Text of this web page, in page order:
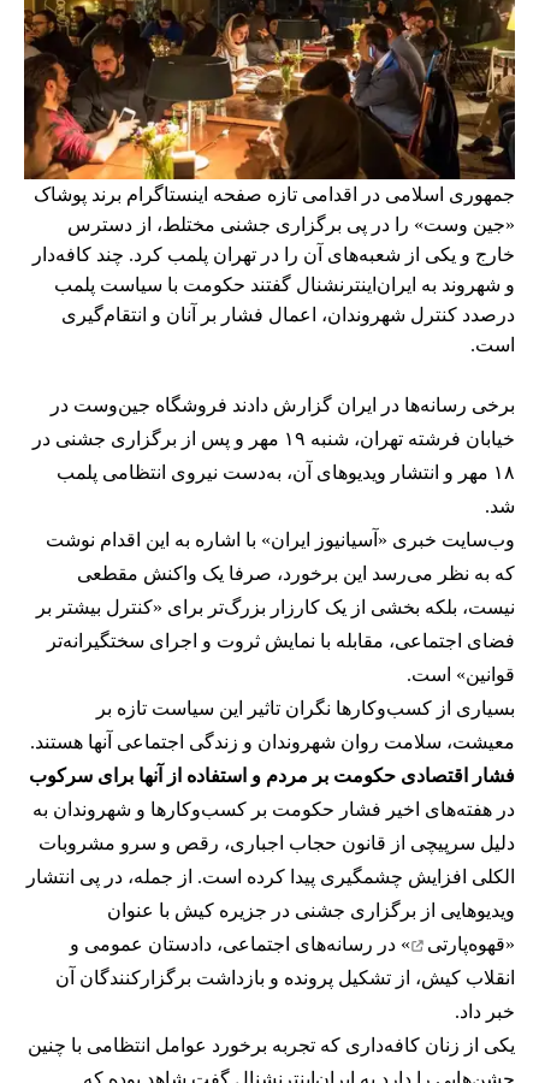
جمهوری اسلامی در اقدامی تازه صفحه اینستاگرام برند پوشاک
«جین وست» را در پی برگزاری جشنی مختلط، از دسترس
خارج و یکی از شعبه‌های آن را در تهران پلمب کرد. چند کافه‌‌دار
و شهروند به ایران‌اینترنشنال گفتند حکومت با سیاست پلمب
درصدد کنترل شهروندان، اعمال فشار بر آنان و انتقام‌گیری
است.
برخی رسانه‌ها در ایران گزارش دادند فروشگاه جین‌وست در
خیابان فرشته تهران، شنبه ۱۹ مهر و پس از برگزاری جشنی در
۱۸ مهر و انتشار ویدیوهای آن، به‌دست نیروی انتظامی پلمب
شد.
وب‌سایت خبری «آسیانیوز ایران» با اشاره به این اقدام نوشت
که به نظر می‌رسد این برخورد، صرفا یک واکنش مقطعی
نیست، بلکه بخشی از یک کارزار بزرگ‌تر برای «کنترل بیشتر بر
فضای اجتماعی، مقابله با نمایش ثروت و اجرای سختگیرانه‌تر
قوانین» است.
بسیاری از کسب‌وکارها نگران تاثیر این سیاست‌ تازه بر
معیشت، سلامت روان شهروندان و زندگی اجتماعی آنها هستند.
فشار اقتصادی حکومت بر مردم و استفاده از آنها برای سرکوب
در هفته‌های اخیر فشار حکومت بر کسب‌وکارها و شهروندان به
دلیل سرپیچی از قانون حجاب اجباری، رقص و سرو مشروبات
الکلی افزایش چشمگیری پیدا کرده است. از جمله، در پی انتشار
ویدیوهایی از برگزاری جشنی در جزیره کیش با عنوان
«قهوه‌پارتی
» در رسانه‌های اجتماعی، دادستان عمومی و
انقلاب کیش، از تشکیل پرونده و بازداشت برگزارکنندگان آن
خبر داد.
یکی از زنان کافه‌داری که تجربه برخورد عوامل انتظامی با چنین
جشن‌هایی را دارد به ایران‌اینترنشنال گفت شاهد بوده که